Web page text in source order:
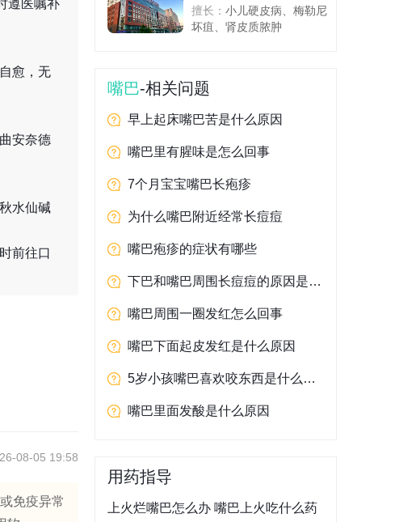
遵医嘱补
愈，无
安奈德
水仙碱
前往口
08-05 19:58
免疫异常
擅长： 小儿硬皮病、梅勒尼
坏疽、肾皮质脓肿
嘴巴-相关问题
早上起床嘴巴苦是什么原因
嘴巴里有腥味是怎么回事
7个月宝宝嘴巴长疱疹
为什么嘴巴附近经常长痘痘
嘴巴疱疹的症状有哪些
下巴和嘴巴周围长痘痘的原因是什么
嘴巴周围一圈发红怎么回事
嘴巴下面起皮发红是什么原因
5岁小孩嘴巴喜欢咬东西是什么原因
嘴巴里面发酸是什么原因
用药指导
上火烂嘴巴怎么办 嘴巴上火吃什么药